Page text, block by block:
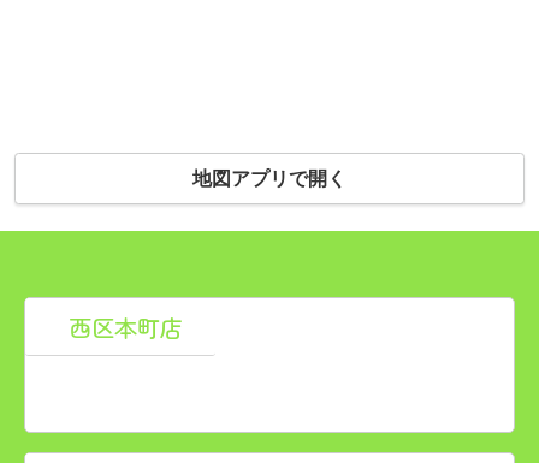
地図アプリで開く
西区本町店